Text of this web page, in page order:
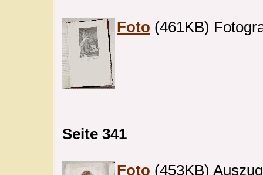
Foto (461KB)
Seite 341
Foto (453KB)